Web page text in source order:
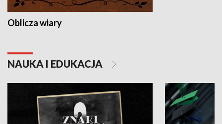
Oblicza wiary
NAUKA I EDUKACJA